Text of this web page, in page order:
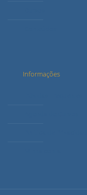
Informações